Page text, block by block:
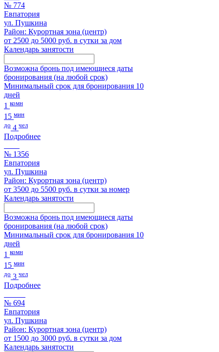
№ 774
Евпатория
ул. Пушкина
Район: Курортная зона (центр)
от 2500 до 5000 руб. в сутки за дом
Календарь занятости
Возможна бронь под имеющиеся даты
бронирования (на любой срок)
Минимальный срок для бронирования 10
дней
1 комн
15 мин
до 4 чел
Подробнее
№ 1356
Евпатория
ул. Пушкина
Район: Курортная зона (центр)
от 3500 до 5500 руб. в сутки за номер
Календарь занятости
Возможна бронь под имеющиеся даты
бронирования (на любой срок)
Минимальный срок для бронирования 10
дней
1 комн
15 мин
до 3 чел
Подробнее
№ 694
Евпатория
ул. Пушкина
Район: Курортная зона (центр)
от 1500 до 3000 руб. в сутки за дом
Календарь занятости